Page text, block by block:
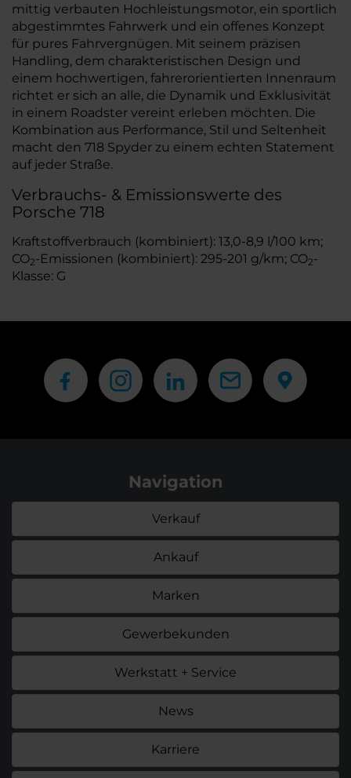
mittig verbauten Hochleistungsmotor, ein sportlich
abgestimmtes Fahrwerk und ein offenes Konzept
für pures Fahrvergnügen. Mit seinem präzisen
Handling, dem charakteristischen Design und
einem hochwertigen, fahrerorientierten Innenraum
richtet er sich an alle, die Dynamik und Exklusivität
in einem Roadster vereint erleben möchten. Die
Kombination aus Performance, Stil und Seltenheit
macht den 718 Spyder zu einem echten Statement
auf jeder Straße.
Verbrauchs- & Emissionswerte des
Porsche 718
Kraftstoffverbrauch (kombiniert): 13,0-8,9 l/100 km;
CO2-Emissionen (kombiniert): 295-201 g/km; CO2-
Klasse: G
Navigation
Verkauf
Ankauf
Marken
Gewerbekunden
Werkstatt + Service
News
Karriere